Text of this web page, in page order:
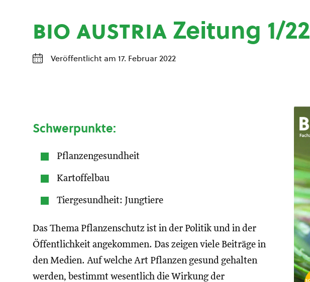
bio austriaZeitung 1/22
Veröffentlicht am 17. Februar 2022
Schwerpunkte:
Pflanzengesundheit
Kartoffelbau
Tiergesundheit: Jungtiere
Das Thema Pflanzenschutz ist in der Politik und in der
Öffentlichkeit angekommen. Das zeigen viele Beiträge in
den Medien. Auf welche Art Pflanzen gesund gehalten
werden, bestimmt wesentlich die Wirkung der